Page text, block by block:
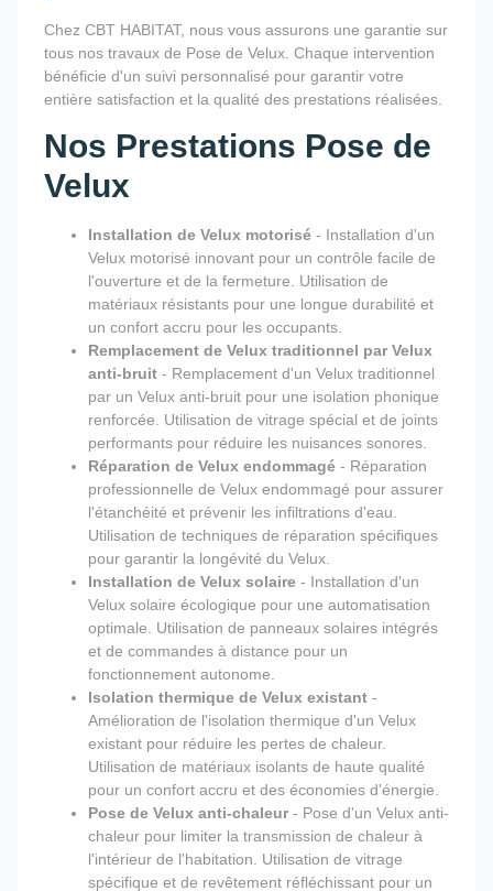
Chez CBT HABITAT, nous vous assurons une garantie sur
tous nos travaux de Pose de Velux. Chaque intervention
bénéficie d'un suivi personnalisé pour garantir votre
entière satisfaction et la qualité des prestations réalisées.
Nos Prestations Pose de
Velux
Installation de Velux motorisé - Installation d'un
Velux motorisé innovant pour un contrôle facile de
l'ouverture et de la fermeture. Utilisation de
matériaux résistants pour une longue durabilité et
un confort accru pour les occupants.
Remplacement de Velux traditionnel par Velux
anti-bruit - Remplacement d'un Velux traditionnel
par un Velux anti-bruit pour une isolation phonique
renforcée. Utilisation de vitrage spécial et de joints
performants pour réduire les nuisances sonores.
Réparation de Velux endommagé - Réparation
professionnelle de Velux endommagé pour assurer
l'étanchéité et prévenir les infiltrations d'eau.
Utilisation de techniques de réparation spécifiques
pour garantir la longévité du Velux.
Installation de Velux solaire - Installation d'un
Velux solaire écologique pour une automatisation
optimale. Utilisation de panneaux solaires intégrés
et de commandes à distance pour un
fonctionnement autonome.
Isolation thermique de Velux existant -
Amélioration de l'isolation thermique d'un Velux
existant pour réduire les pertes de chaleur.
Utilisation de matériaux isolants de haute qualité
pour un confort accru et des économies d'énergie.
Pose de Velux anti-chaleur- Pose d'un Velux anti-
chaleur pour limiter la transmission de chaleur à
l'intérieur de l'habitation. Utilisation de vitrage
spécifique et de revêtement réfléchissant pour un